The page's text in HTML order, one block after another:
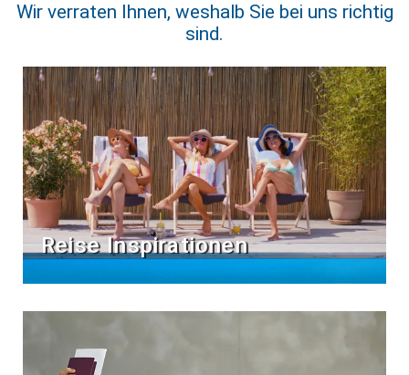
Wir verraten Ihnen, weshalb Sie bei uns richtig
sind.
Reise Inspirationen